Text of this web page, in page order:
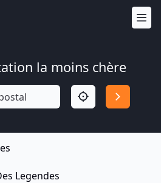
la moins chère
Legendes